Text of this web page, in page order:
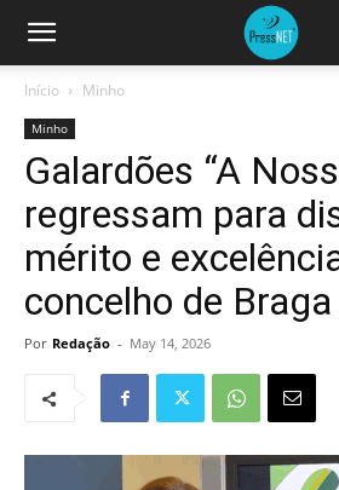
Início Minho
Minho
Galardões “A
regressam para
mérito e
concelho de Braga
Por Redação - May 14, 2026